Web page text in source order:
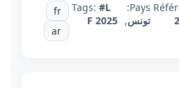
Pays:
تونس,
Tags:#L
F 2025
fr
ar